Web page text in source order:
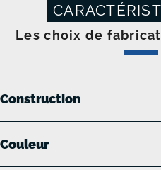
Les choix de
Construction
Couleur